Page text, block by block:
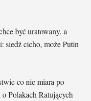
być uratowany, a
cicho, może Putin
co nie miara po
Polakach Ratujących